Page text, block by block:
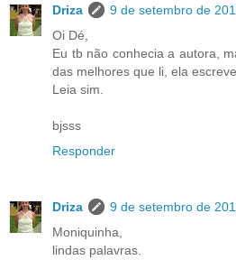
Driza
9 de setembro de
Oi Dé,
Eu tb não conhecia a autora,
das melhores que li, ela
Leia sim.
bjsss
Responder
Driza
9 de setembro de
Moniquinha,
lindas palavras.